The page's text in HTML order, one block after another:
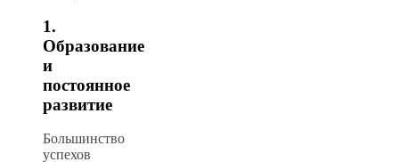
1.
Образование
и
постоянное
развитие
Большинство
успехов